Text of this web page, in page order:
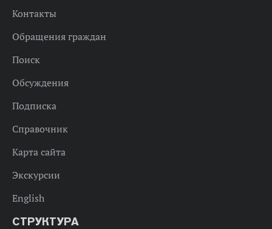
Контакты
Обращения граждан
Поиск
Обсуждения
Подписка
Справочник
Карта сайта
Экскурсии
English
СТРУКТУРА